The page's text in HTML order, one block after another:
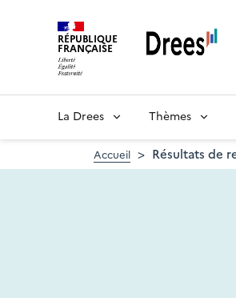
RÉPUBLIQUE
FRANÇAISE
La Drees Thèmes
Accueil Résultats de